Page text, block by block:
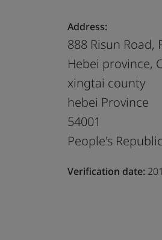
Address:
888 Risun
Hebei province,
xingtai county
hebei Province
54001
People's
Verification date: